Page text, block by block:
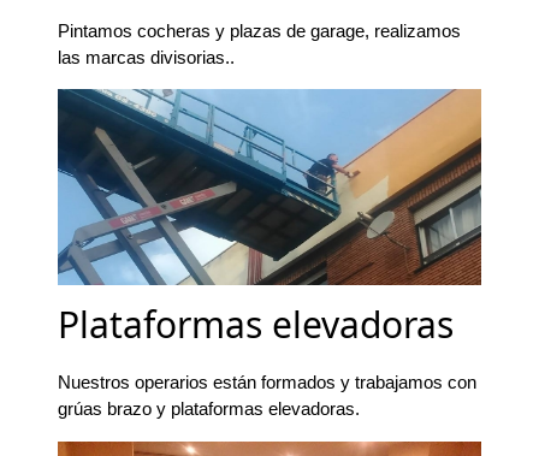
Pintamos cocheras y plazas de garage, realizamos
las marcas divisorias..
Plataformas elevadoras
Nuestros operarios están formados y trabajamos con
grúas brazo y plataformas elevadoras.